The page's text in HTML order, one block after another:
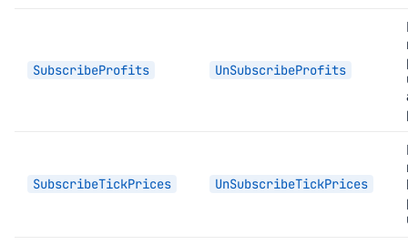
SubscribeProfits UnSubscribeProfits
SubscribeTickPrices UnSubscribeTickPrices